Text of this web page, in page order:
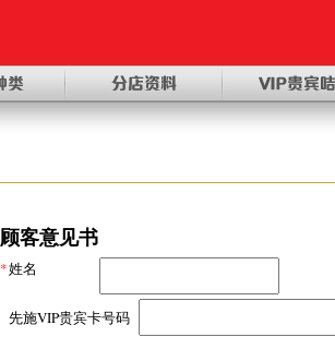
顾客意见书
*姓名
先施VIP贵宾卡号码